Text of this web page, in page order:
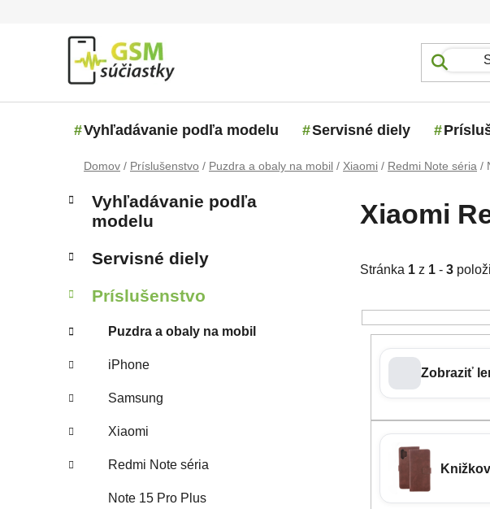
Vyhľadávanie podľa modelu Servisné diely
Domov / Príslušenstvo / Puzdra a obaly na mobil / Xiaomi / Redmi Note séria /
Bočný panel
Kategórie
Vyhľadávanie podľa
modelu
Servisné diely
Príslušenstvo
Puzdra a obaly na mobil
iPhone
Samsung
Xiaomi
Redmi Note séria
Note 15 Pro Plus
Xiaomi
Stránka 1 z 1 - 3
Zobraziť